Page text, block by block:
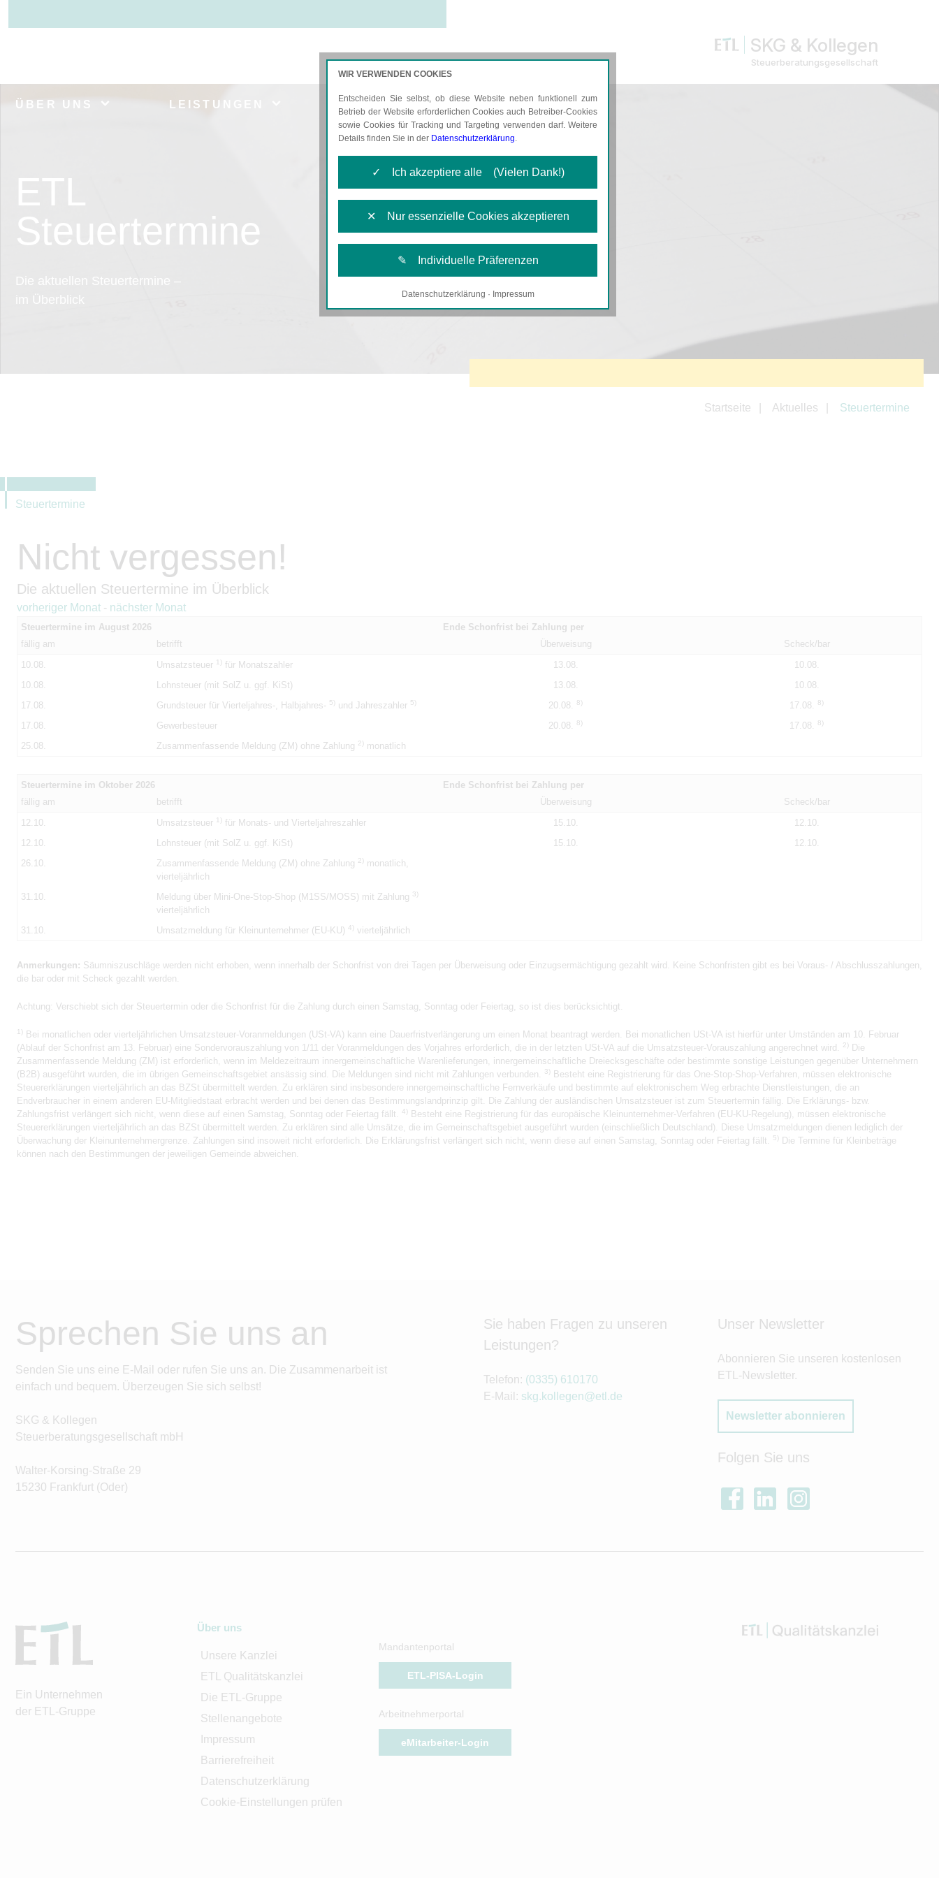
SKG & Kollegen
Steuerberatungsgesellschaft
ÜBER UNS LEISTUNGEN AKTUELLES KARRIERE
Steuertermine
Die aktuellen Steuertermine –
Startseite Aktuelles Steuertermine
Steuertermine
Nicht vergessen!
Die aktuellen Steuertermine im Überblick
vorheriger Monat - nächster Monat
Steuertermine im August 2026
Ende Schonfrist bei Zahlung per
fällig am
betrifft Überweisung
Scheck/bar
10.08.
Umsatzsteuer 1) für Monatszahler 13.08.
10.08.
10.08.
Lohnsteuer (mit SolZ u. ggf. KiSt) 13.08.
10.08.
17.08.
Grundsteuer für Vierteljahres-, Halbjahres- 5) und Jahreszahler 5) 20.08. 8) 17.08. 8)
17.08. Gewerbesteuer 20.08. 8) 17.08. 8)
25.08. Zusammenfassende Meldung (ZM) ohne Zahlung 2) monatlich
Steuertermine im Oktober 2026
Ende Schonfrist bei Zahlung per
fällig am
betrifft Überweisung
Scheck/bar
12.10.
Umsatzsteuer 1) für Monats- und Vierteljahreszahler 15.10.
12.10.
12.10.
Lohnsteuer (mit SolZ u. ggf. KiSt) 15.10.
12.10.
26.10.
Zusammenfassende Meldung (ZM) ohne Zahlung 2) monatlich,
vierteljährlich
31.10.
Meldung über Mini-One-Stop-Shop (M1SS/MOSS) mit Zahlung 3)
vierteljährlich
31.10.
Umsatzmeldung für Kleinunternehmer (EU-KU) 4) vierteljährlich
Anmerkungen: Säumniszuschläge werden nicht erhoben, wenn innerhalb der Schonfrist von drei Tagen per Überweisung oder Einzugsermächtigung gezahlt wird. Keine Schonfristen gibt es bei Voraus- / Abschlusszahlungen,
die bar oder mit Scheck gezahlt werden.
Achtung: Verschiebt sich der Steuertermin oder die Schonfrist für die Zahlung durch einen Samstag, Sonntag oder Feiertag, so ist dies berücksichtigt.
1)
Bei monatlichen oder vierteljährlichen Umsatzsteuer-Voranmeldungen (USt-VA) kann eine Dauerfristverlängerung um einen Monat beantragt werden. Bei monatlichen USt-VA ist hierfür unter Umständen am 10. Februar
(Ablauf der Schonfrist am 13. Februar) eine Sondervorauszahlung von 1/11 der Voranmeldungen des Vorjahres erforderlich, die in der letzten USt-VA auf die Umsatzsteuer-Vorauszahlung angerechnet wird.
2)
Die
Zusammenfassende Meldung (ZM) ist erforderlich, wenn im Meldezeitraum innergemeinschaftliche Warenlieferungen, innergemeinschaftliche Dreiecksgeschäfte oder bestimmte sonstige Leistungen gegenüber Unternehmern
(B2B) ausgeführt wurden, die im übrigen Gemeinschaftsgebiet ansässig sind. Die Meldungen sind nicht mit Zahlungen verbunden.
3)
Besteht eine Registrierung für das One-Stop-Shop-Verfahren, müssen elektronische
Steuererklärungen vierteljährlich an das BZSt übermittelt werden. Zu erklären sind insbesondere innergemeinschaftliche Fernverkäufe und bestimmte auf elektronischem Weg erbrachte Dienstleistungen, die an
Endverbraucher in einem anderen EU-Mitgliedstaat erbracht werden und bei denen das Bestimmungslandprinzip gilt. Die Zahlung der ausländischen Umsatzsteuer ist zum Steuertermin fällig. Die Erklärungs- bzw.
Zahlungsfrist verlängert sich nicht, wenn diese auf einen Samstag, Sonntag oder Feiertag fällt.
4)
Besteht eine Registrierung für das europäische Kleinunternehmer-Verfahren (EU-KU-Regelung), müssen elektronische
Steuererklärungen vierteljährlich an das BZSt übermittelt werden. Zu erklären sind alle Umsätze, die im Gemeinschaftsgebiet ausgeführt wurden (einschließlich Deutschland). Diese Umsatzmeldungen dienen lediglich der
Überwachung der Kleinunternehmergrenze. Zahlungen sind insoweit nicht erforderlich. Die Erklärungsfrist verlängert sich nicht, wenn diese auf einen Samstag, Sonntag oder Feiertag fällt.
5)
Die Termine für Kleinbeträge
können nach den Bestimmungen der jeweiligen Gemeinde abweichen.
Sprechen Sie uns an
Senden Sie uns eine E-Mail oder rufen Sie uns an. Die Zusammenarbeit ist
einfach und bequem. Überzeugen Sie sich selbst!
SKG & Kollegen
Steuerberatungsgesellschaft mbH
Walter-Korsing-Straße 29
15230 Frankfurt (Oder)
Sie haben Fragen zu unseren
Leistungen?
Telefon: (0335) 610170
E-Mail: skg.kollegen@etl.de
Unser Newsletter
Abonnieren Sie unseren kostenlosen
ETL-Newsletter.
Newsletter abonnieren
Folgen Sie uns
Ein Unternehmen
der ETL-Gruppe
Über uns
Unsere Kanzlei
ETL Qualitätskanzlei
Die ETL-Gruppe
Stellenangebote
Impressum
Barrierefreiheit
Datenschutzerklärung
Cookie-Einstellungen prüfen
Mandantenportal
ETL-PISA-Login
Arbeitnehmerportal
eMitarbeiter-Login
WIR VERWENDEN COOKIES
Entscheiden Sie selbst, ob diese Website neben funktionell zum
Betrieb der Website erforderlichen Cookies auch Betreiber-Cookies
sowie Cookies für Tracking und Targeting verwenden darf. Weitere
Details finden Sie in der Datenschutzerklärung.
✓ Ich akzeptiere alle (Vielen Dank!)
✕ Nur essenzielle Cookies akzeptieren
✎ Individuelle Präferenzen
Notwendige Cookies
Datenschutzerklärung · Impressum